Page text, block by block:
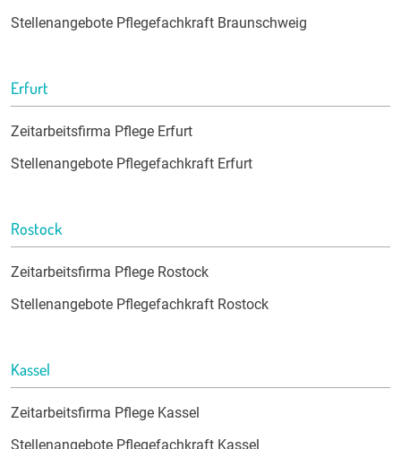
Stellenangebote Pflegefachkraft Braunschweig
Erfurt
Zeitarbeitsfirma Pflege Erfurt
Stellenangebote Pflegefachkraft Erfurt
Rostock
Zeitarbeitsfirma Pflege Rostock
Stellenangebote Pflegefachkraft Rostock
Kassel
Zeitarbeitsfirma Pflege Kassel
Stellenangebote Pflegefachkraft Kassel